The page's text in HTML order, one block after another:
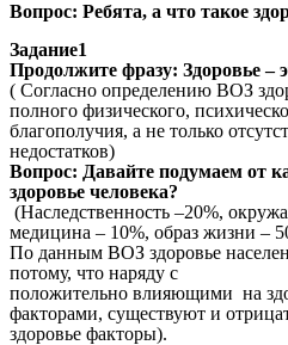
Вопрос: Ребята, а что такое
Задание1
Продолжите фразу: Здоровье –
( Согласно определению ВОЗ
полного физического,
благополучия, а не только
недостатков)
Вопрос: Давайте подумаем от
здоровье человека?
(Наследственность –20%,
медицина – 10%, образ жизни –
По данным ВОЗ здоровье
потому, что наряду с
положительно влияющими на
факторами, существуют и
здоровье факторы).